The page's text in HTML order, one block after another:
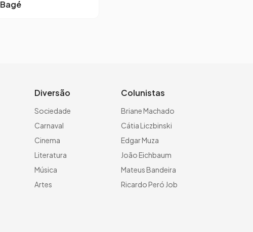
Bagé
Diversão
Sociedade
Carnaval
Cinema
Literatura
Música
Artes
Colunistas
Briane Machado
Cátia Liczbinski
Edgar Muza
João Eichbaum
Mateus Bandeira
Ricardo Peró Job